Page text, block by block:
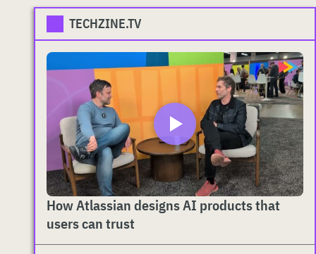
TECHZINE.TV
How Atlassian designs AI products that
users can trust